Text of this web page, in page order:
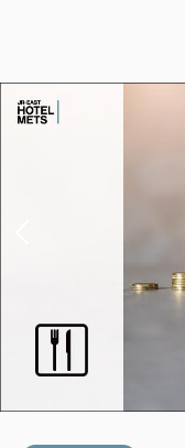
残り1